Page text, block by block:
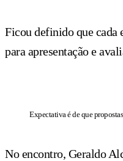
Ficou definido que cada
para apresentação e
Expectativa é de que
No encontro, Geraldo